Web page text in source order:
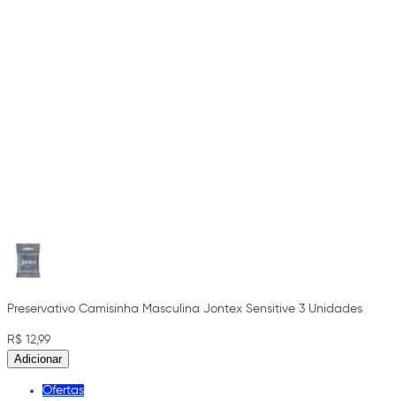
Preservativo Camisinha Masculina Jontex Sensitive 3 Unidades
R$ 12,99
Adicionar
Ofertas